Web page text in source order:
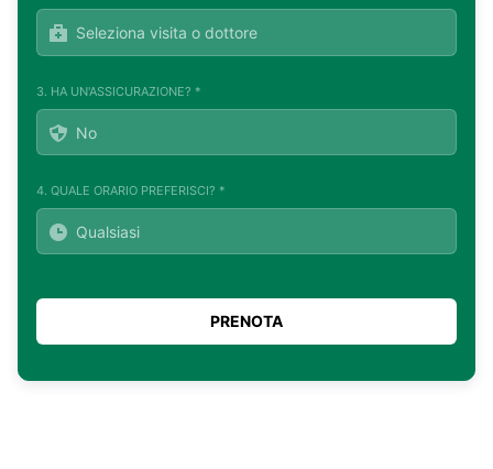
3. HA UN'ASSICURAZIONE? *
4. QUALE ORARIO PREFERISCI? *